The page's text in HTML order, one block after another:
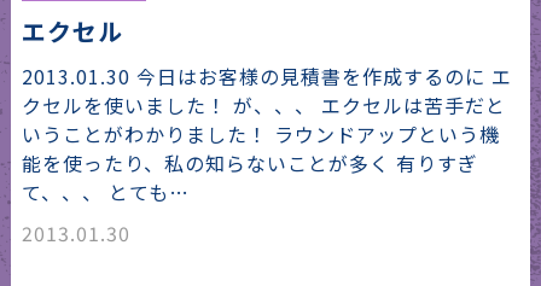
エクセル
2013.01.30 今日はお客様の見積書を作成するのに エ
クセルを使いました！ が、、、 エクセルは苦手だと
いうことがわかりました！ ラウンドアップという機
能を使ったり、私の知らないことが多く 有りすぎ
て、、、 とても…
2013.01.30